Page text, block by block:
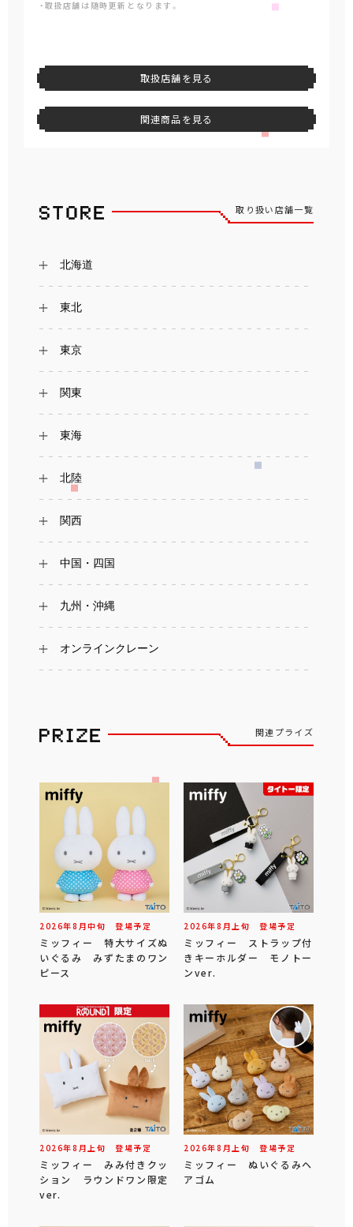
・取扱店舗は随時更新となります。
取扱店舗を見る
関連商品を見る
取り扱い店舗一覧
北海道
東北
東京
関東
東海
北陸
関西
中国・四国
九州・沖縄
オンラインクレーン
関連プライズ
2026年8 月中旬 登場予定
ミッフィー 特大サイズぬ
いぐるみ みずたまのワン
ピース
2026年8 月 上旬 登場予定
ミッフィー ストラップ付
きキーホルダー モノトー
ンver.
2026年8 月 上旬 登場予定
ミッフィー みみ付きクッ
ション ラウンドワン限定
ver.
2026年8 月 上旬 登場予定
ミッフィー ぬいぐるみヘ
アゴム